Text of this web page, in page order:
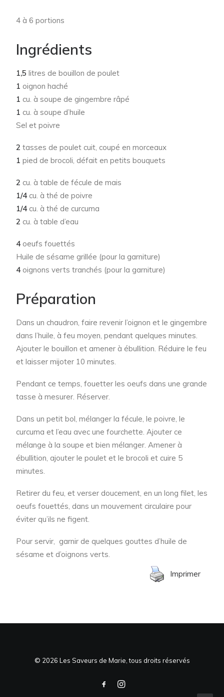
4 à 6 portions
Ingrédients
1,5 litres de bouillon de poulet
1 oignon haché
1 cu. à soupe de gingembre râpé
1 cu. à soupe d’huile
Sel et poivre
2 tasses de poulet cuit, coupé en morceaux
1 pied de brocoli, défait en petits bouquets
2 cu. à table de fécule de mais
1/4 cu. à thé de poivre
1/4 cu. à thé de curcuma
2 cu. à table d’eau
4 oeufs fouettés
Huile de sésame grillée (pour la garniture)
4 oignons verts tranchés (pour la garniture)
Préparation
Dans un chaudron, faire revenir l’oignon et le gingembre
dans l’huile, à feu moyen, pendant quelques minutes.
Ajouter le bouillon et amener à ébullition. Réduire le feu
et laisser mijoter 10 minutes.
Pendant ce temps, fouetter les oeufs dans une grande
tasse à mesurer. Réserver.
Dans un petit bol, mélanger la fécule, le poivre, le
curcuma et l’eau avec une fourchette. Ajouter ce
mélange à la soupe et bien mélanger. Amener à
ébullition, ajouter le poulet et le brocoli et cuire 5
minutes.
Retirer du feu, et verser doucement, en un long filet, les
oeufs fouettés, dans un mouvement circulaire pour
éviter qu’ils ne figent.
Pour servir, garnir de quelques gouttes d’huile de
sésame et d’oignons verts.
Imprimer
© 2026 Les Saveurs de Marie, tous droits réservés